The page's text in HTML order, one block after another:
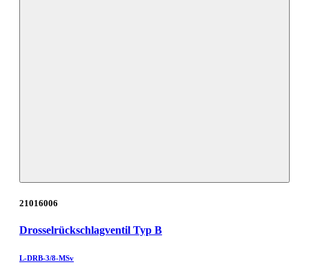
21016006
Drosselrückschlagventil Typ B
L-DRB-3/8-MSv